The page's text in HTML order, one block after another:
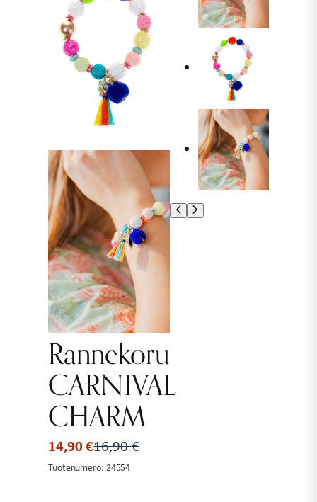
Rannekoru
CARNIVAL
CHARM
16,90€
Alkuperäinen
hinta
14,90€
Nykyinen
hinta
Tuotenumero: 24554